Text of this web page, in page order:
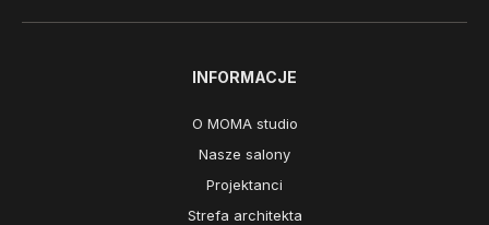
INFORMACJE
O MOMA studio
Nasze salony
Projektanci
Strefa architekta